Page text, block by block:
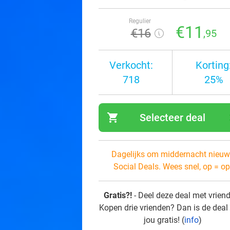
Regulier
€16 €11 ,95
Verkocht:
718
25%
shopping_cart Selecteer deal
Dagelijks om middernacht
Social Deals. Wees snel, op =
Gratis?! - Deel deze deal met
Kopen drie vrienden? Dan is de
jou gratis! (info)